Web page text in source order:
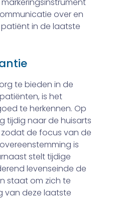
over en
in de laatste
te bieden in de
is het
te herkennen. Op
tijdig naar de huisarts
de focus van de
is
stelt tijdige
levenseinde de
staat om zich te
van deze laatste